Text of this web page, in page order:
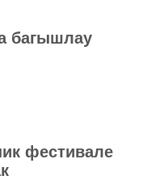
багышлау
фестивале